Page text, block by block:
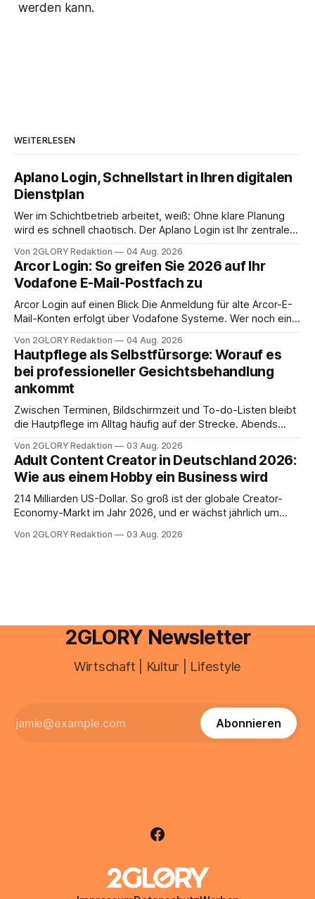
werden kann.
WEITERLESEN
Aplano Login, Schnellstart in Ihren digitalen
Dienstplan
Wer im Schichtbetrieb arbeitet, weiß: Ohne klare Planung
wird es schnell chaotisch. Der Aplano Login ist Ihr zentraler
abwesenheiten und die gesamte kommunikation rund um
Ihr personal digital zu organisieren. In diesem Leitfaden
erfahren Sie alles, was Sie für einen reibungslosen Einstieg
brauchen, von der Registrierung
Von 2GLORY Redaktion 04 Aug. 2026
Arcor Login: So greifen Sie 2026 auf Ihr
Vodafone E-Mail-Postfach zu
Arcor Login auf einen Blick Die Anmeldung für alte Arcor-E-
Mail-Konten erfolgt über Vodafone Systeme. Wer noch eine
besitzt, loggt sich heute über das Vodafone E-Mail & Cloud
Portal ein. Der klassische Arcor Login über mail.
Von 2GLORY Redaktion 04 Aug. 2026
Hautpflege als Selbstfürsorge: Worauf es
bei professioneller Gesichtsbehandlung
ankommt
Zwischen Terminen, Bildschirmzeit und To-do-Listen bleibt
die Hautpflege im Alltag häufig auf der Strecke. Abends
Drogerie – mehr ist zeitlich oft nicht drin. Dabei reagiert die
Haut empfindlich auf Stress, Schlafmangel und
Umwelteinflüsse: Sie wirkt müde, spannt oder neigt zu
Unreinheiten. Professionelle
Von 2GLORY Redaktion 03 Aug. 2026
Adult Content Creator in Deutschland 2026:
Wie aus einem Hobby ein Business wird
214 Milliarden US-Dollar. So groß ist der globale Creator-
Economy-Markt im Jahr 2026, und er wächst jährlich um
ist längst ein ernstzunehmender Wirtschaftszweig. Weltweit
Von 2GLORY Redaktion 03 Aug. 2026
2GLORY Newsletter
Wirtschaft | Kultur | Lifestyle
Abonnieren